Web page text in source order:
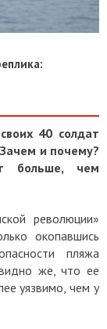
40 солдат
и почему?
больше, чем
революции»
окопавшись
пляжа
же, что ее
уязвимо, чем у